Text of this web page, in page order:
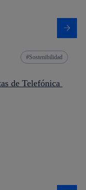
Sostenibilidad
de Telefónica